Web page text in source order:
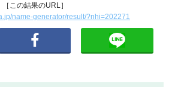
［この結果のURL］
name-generator/result/?nhi=202271